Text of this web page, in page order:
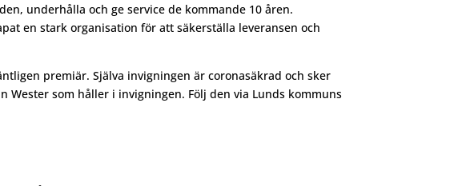
underhålla och ge service de kommande 10 åren.
en stark organisation för att säkerställa leveransen och
premiär. Själva invigningen är coronasäkrad och sker
Wester som håller i invigningen. Följ den via Lunds kommuns